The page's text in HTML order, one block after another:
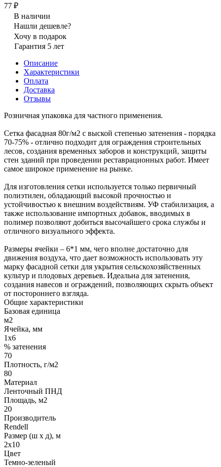
77 ₽
В наличии
Нашли дешевле?
Хочу в подарок
Гарантия 5 лет
Описание
Характеристики
Оплата
Доставка
Отзывы
Розничная упаковка для частного применения.
Сетка фасадная 80г/м2 с выской степенью затенения - порядка
70-75% - отлично подходит для ограждения строительных
лесов, создания временных заборов и конструкций, защиты
стен зданий при проведении реставрационных работ. Имеет
самое широкое применение на рынке.
Для изготовления сетки используется только первичный
полиэтилен, обладающий высокой прочностью и
устойчивостью к внешним воздействиям. УФ стабилизация, а
также использование импортных добавок, вводимых в
полимер позволяют добиться высочайшего срока службы и
отличного визуального эффекта.
Размеры ячейки – 6*1 мм, чего вполне достаточно для
движения воздуха, что дает возможность использовать эту
марку фасадной сетки для укрытия сельскохозяйственных
культур и плодовых деревьев. Идеальна для затенения,
создания навесов и ограждений, позволяющих скрыть объект
от постороннего взгляда.
Общие характеристики
Базовая единица
м2
Ячейка, мм
1х6
% затенения
70
Плотность, г/м2
80
Материал
Ленточный ПНД
Площадь, м2
20
Производитель
Rendell
Размер (ш х д), м
2х10
Цвет
Темно-зеленый